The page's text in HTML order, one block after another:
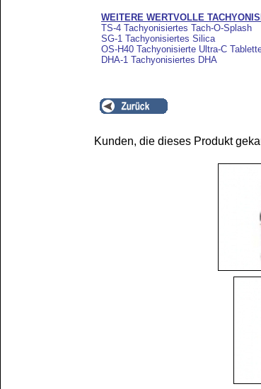
WEITERE WERTVOLLE
TS-4 Tachyonisiertes Tach-O-Splash
SG-1 Tachyonisiertes Silica
OS-H40 Tachyonisierte Ultra-C
DHA-1 Tachyonisiertes DHA
Kunden, die dieses Produkt